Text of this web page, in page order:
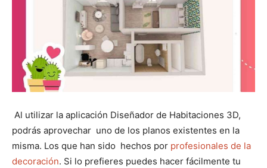
Al utilizar la aplicación Diseñador de Habitaciones 3D,
podrás aprovechar uno de los planos existentes en la
misma. Los que han sido hechos por profesionales de la
decoración. Si lo prefieres puedes hacer fácilmente tu